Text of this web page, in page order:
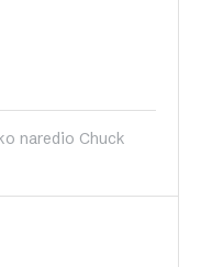
naredio Chuck